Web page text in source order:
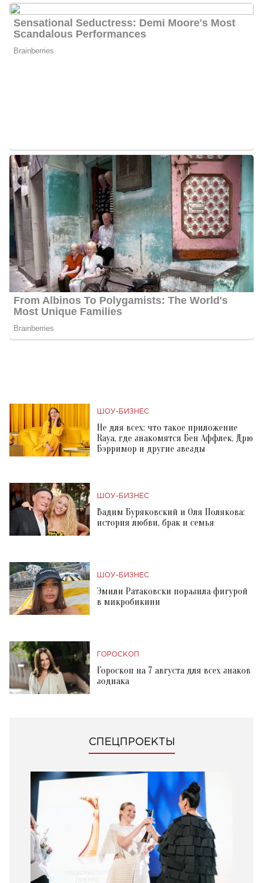
ШОУ-БИЗНЕС
Не для всех: что такое приложение
Raya, где знакомятся Бен Аффлек, Дрю
Бэрримор и другие звезды
ШОУ-БИЗНЕС
Вадим Буряковский и Оля Полякова:
история любви, брак и семья
ШОУ-БИЗНЕС
Эмили Ратаковски поразила фигурой
в микробикини
ГОРОСКОП
Гороскоп на 7 августа для всех знаков
зодиака
СПЕЦПРОЕКТЫ